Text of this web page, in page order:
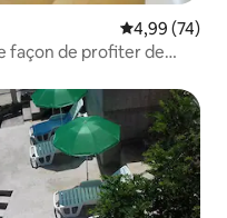
Évaluation
4,99 (74)
façon de profiter de
appréciés